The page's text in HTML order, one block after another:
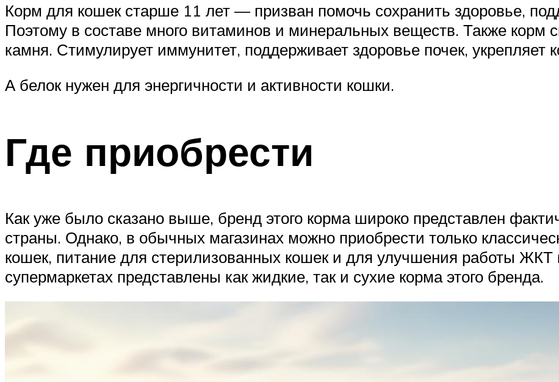
Корм для кошек старше 11 лет — призван помочь сохранить здоровье,
Поэтому в составе много витаминов и минеральных веществ. Также корм
камня. Стимулирует иммунитет, поддерживает здоровье почек, укрепляет
А белок нужен для энергичности и активности кошки.
Где приобрести
Как уже было сказано выше, бренд этого корма широко представлен
страны. Однако, в обычных магазинах можно приобрести только
кошек, питание для стерилизованных кошек и для улучшения работы ЖКТ
супермаркетах представлены как жидкие, так и сухие корма этого бренда.